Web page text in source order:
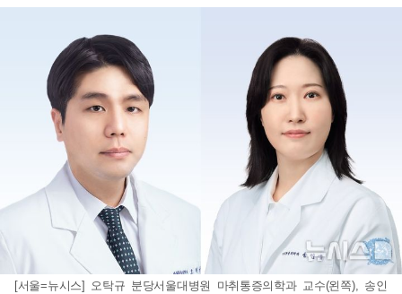
[서울=뉴시스] 오탁규 분당서울대병원 마취통증의학과 교수(왼쪽), 송인